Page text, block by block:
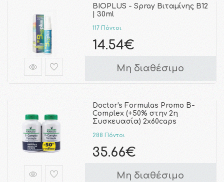
BIOPLUS - Spray Βιταµίνης B12
| 30ml
117 Πόντοι
14.54€
Μη διαθέσιμο
Doctor's Formulas Promo B-
Complex (+50% στην 2η
Συσκευασία) 2x60caps
288 Πόντοι
35.66€
Μη διαθέσιμο